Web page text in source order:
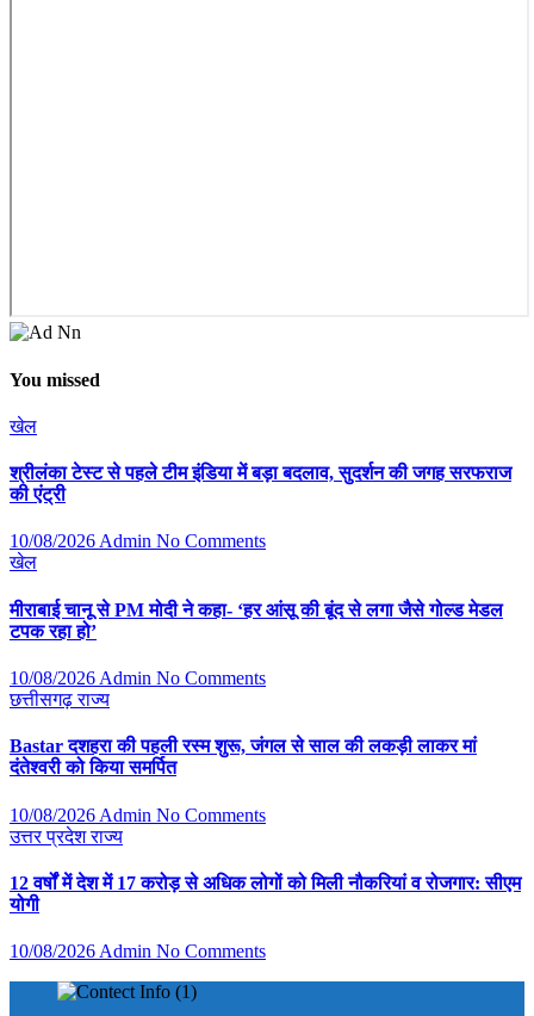
You missed
खेल
श्रीलंका टेस्ट से पहले टीम इंडिया में बड़ा बदलाव, सुदर्शन की जगह सरफराज
की एंट्री
10/08/2026Admin No Comments
खेल
मीराबाई चानू से PM मोदी ने कहा- ‘हर आंसू की बूंद से लगा जैसे गोल्ड मेडल
टपक रहा हो’
10/08/2026 Admin No Comments
छत्तीसगढ़राज्य
Bastar दशहरा की पहली रस्म शुरू, जंगल से साल की लकड़ी लाकर मां
दंतेश्वरी को किया समर्पित
10/08/2026 Admin No Comments
उत्तर प्रदेशराज्य
12 वर्षों में देश में 17 करोड़ से अधिक लोगों को मिली नौकरियां व रोजगार: सीएम
योगी
10/08/2026 Admin No Comments